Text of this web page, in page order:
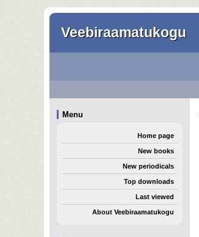
Veebiraamatukogu
Menu
Home page
New books
New periodicals
Top downloads
Last viewed
About Veebiraamatukogu